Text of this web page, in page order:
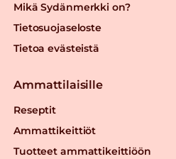
Mikä Sydänmerkki on?
Tietosuojaseloste
Tietoa evästeistä
Ammattilaisille
Reseptit
Ammattikeittiöt
Tuotteet ammattikeittiöön